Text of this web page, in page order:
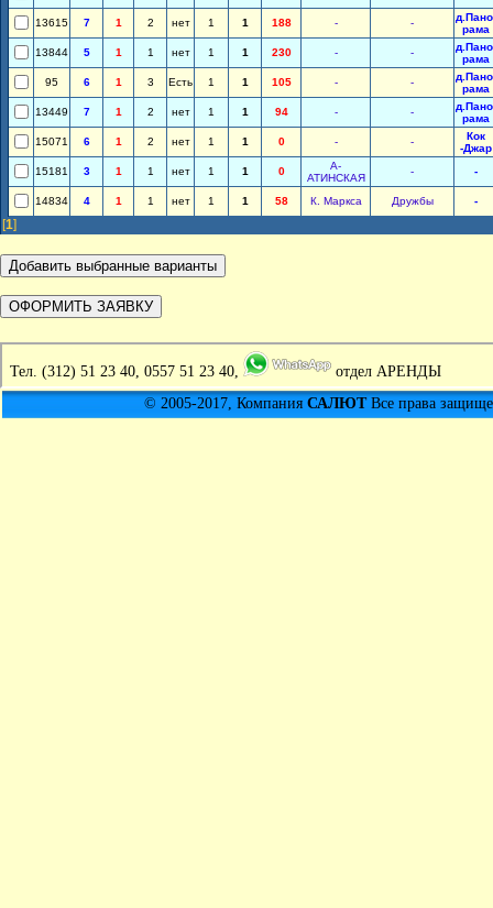
13615 7 1 2 нет 1 1 188 - -
рама
13844
5 1 1 нет 1 1 230 - -
рама
95
6 1 3 Есть 1 1 105 - -
рама
13449
7 1 2 нет 1 1 94 - -
рама
15071
6 1 2 нет 1 1 0 - -
Кок
-Джар
15181
3 1 1 нет 1 1 0
А-
АТИНСКАЯ
- -
14834 4 1 1 нет 1 1 58 К. Маркса Дружбы -
[1]
Тел. (312) 51 23 40, 0557 51 23 40,
отдел АРЕНДЫ
© 2005-2017, Компания САЛЮТВсе права